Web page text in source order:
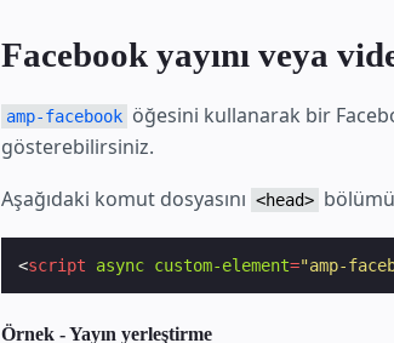
Facebook yayını veya
amp-facebook öğesini kullanarak bir
gösterebilirsiniz.
Aşağıdaki komut dosyasını <head>
<script async custom-element="amp-
Örnek - Yayın yerleştirme